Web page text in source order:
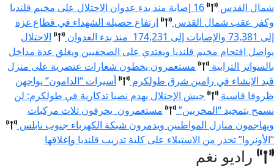
شمال القدس
16 إصابة منذ بدء عدوان الاحتلال على مخيم قلنديا
وكفر عقب شمال القدس
ارتفاع حصيلة الشهداء في قطاع غزة
إلى 73,381 والإصابات إلى 174,231 منذ بدء العدوان
الاحتلال
يواصل اقتحام مخيم قلنديا ويعتدي على الصحفيين ويغلق عدة مداخل
بالسواتر الترابية
مستعمرون يخطون شعارات عنصرية على منزل
قيد الإنشاء في رامين شرق طولكرم
أسيرات “الدامون” يواجهن
ظروفا قاسية
جيش الإحتلال يهدم نصبا تذكارية في طولكرم: لن
نسمح بتمجيد “المخربين”
مستعمرون يحرقون ثلاث مركبات
ويهاجمون منازل المواطنين ويدمرون شبكة الكهرباء جنوب نابلس
“الأونروا” تحذر من الاستيلاء على كلية تدريب قلنديا وإغلاقها
راديو نغم